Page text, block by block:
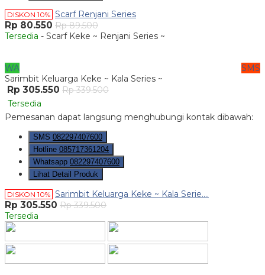
DISKON 10% Scarf Renjani Series
Rp 80.550 Rp 89.500
Tersedia - Scarf Keke ~ Renjani Series ~
WA
SMS
Sarimbit Keluarga Keke ~ Kala Series ~
Rp 305.550 Rp 339.500
Tersedia
Pemesanan dapat langsung menghubungi kontak dibawah:
SMS 082297407600
Hotline 085717361204
Whatsapp 082297407600
Lihat Detail Produk
DISKON 10% Sarimbit Keluarga Keke ~ Kala Serie....
Rp 305.550 Rp 339.500
Tersedia